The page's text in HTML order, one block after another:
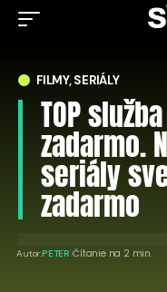
FILMY, SERIÁLY
TOP
zadarmo.
seriály
zadarmo
Autor:PETER Čítanie na 2 min.